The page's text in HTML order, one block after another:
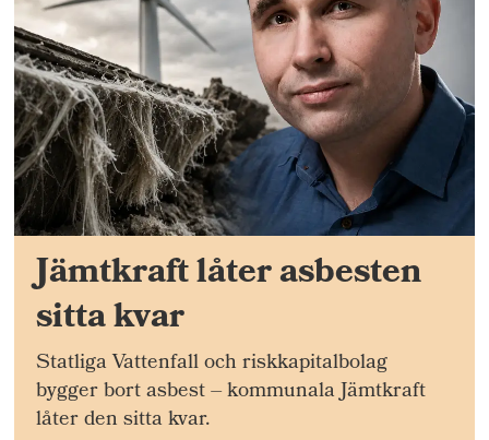
Jämtkraft låter asbesten
sitta kvar
Statliga Vattenfall och riskkapitalbolag
bygger bort asbest – kommunala Jämtkraft
låter den sitta kvar.